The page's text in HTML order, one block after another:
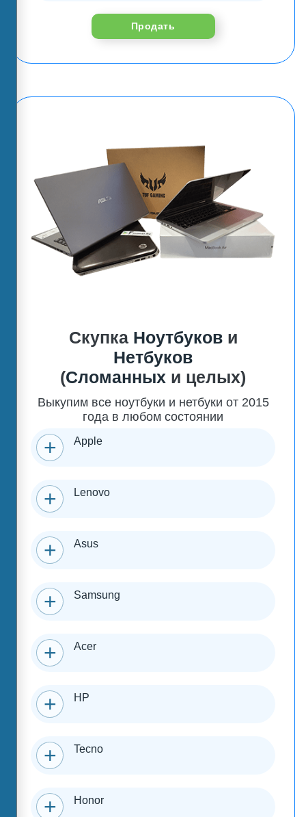
Продать
Скупка Ноутбукови
Нетбуков
(Сломанных и целых)
Выкупим все ноутбуки и нетбуки от 2015
года в любом состоянии
Apple
Lenovo
Asus
Samsung
Acer
HP
Tecno
Honor